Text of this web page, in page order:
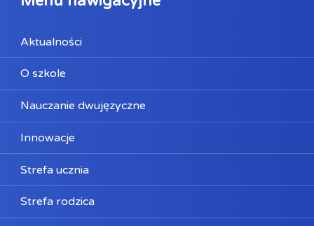
Aktualności
O szkole
Nauczanie dwujęzyczne
Innowacje
Strefa ucznia
Strefa rodzica